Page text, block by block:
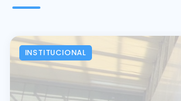
INSTITUCIONAL